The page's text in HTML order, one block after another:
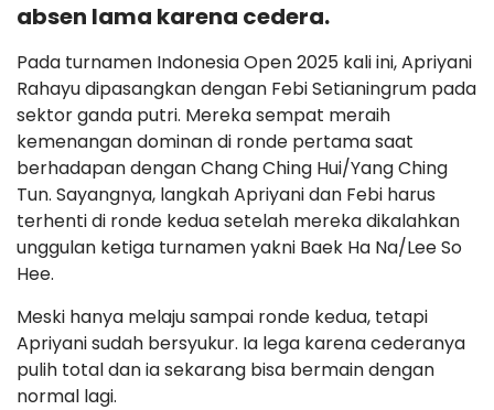
absen lama karena cedera.
Pada turnamen Indonesia Open 2025 kali ini, Apriyani
Rahayu dipasangkan dengan Febi Setianingrum pada
sektor ganda putri. Mereka sempat meraih
kemenangan dominan di ronde pertama saat
berhadapan dengan Chang Ching Hui/Yang Ching
Tun. Sayangnya, langkah Apriyani dan Febi harus
terhenti di ronde kedua setelah mereka dikalahkan
unggulan ketiga turnamen yakni Baek Ha Na/Lee So
Hee.
Meski hanya melaju sampai ronde kedua, tetapi
Apriyani sudah bersyukur. Ia lega karena cederanya
pulih total dan ia sekarang bisa bermain dengan
normal lagi.